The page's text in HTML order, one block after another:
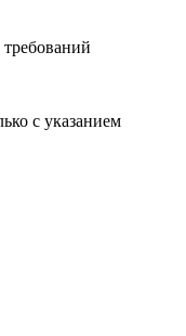
с указанием